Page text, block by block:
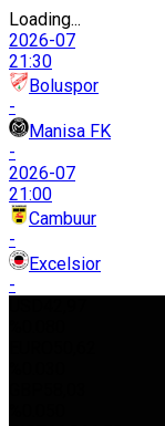
Loading...
2026-07
21:30
Boluspor
-
Manisa FK
-
2026-07
21:00
Cambuur
-
Excelsior
-